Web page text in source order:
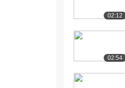
02:12
02:54